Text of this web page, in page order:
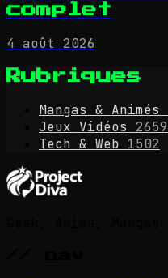
complet
4 août 2026
Rubriques
Mangas & Animés
Jeux Vidéos
2659
Tech & Web 1502